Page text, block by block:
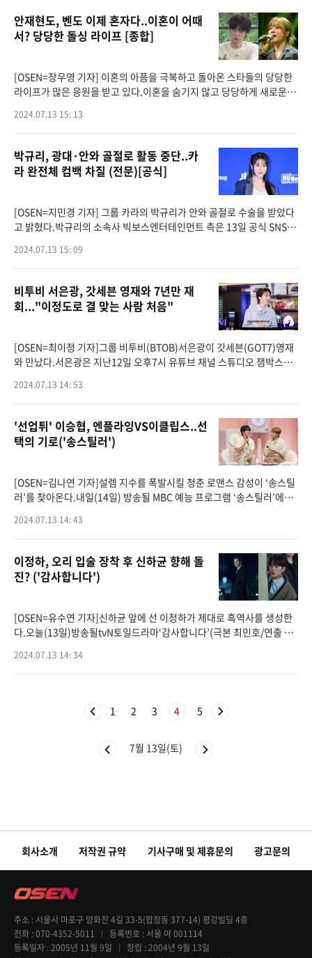
안재현도, 벤도 이제 혼자다..이혼이 어때
서? 당당한 돌싱 라이프 [종합]
[OSEN=장우영 기자] 이혼의 아픔을 극복하고 돌아온 스타들의 당당한
라이프가 많은 응원을 받고 있다.이혼을 숨기지 않고 당당하게 새로운 출
우 안재현과
2024.07.13 15: 13
박규리, 광대·안와 골절로 활동 중단..카
라 완전체 컴백 차질 (전문)[공식]
[OSEN=지민경 기자] 그룹 카라의 박규리가 안와 골절로 수술을 받았다
고 밝혔다.박규리의 소속사 빅보스엔터테인먼트 측은 13일 공식 SNS를
원에 방문
2024.07.13 15: 09
비투비 서은광, 갓세븐 영재와 7년만 재
회..."이정도로 결 맞는 사람 처음"
[OSEN=최이정 기자]그룹 비투비(BTOB)서은광이 갓세븐(GOT7)영재
와 만났다.서은광은 지난12일 오후7시 유튜브 채널 스튜디오 잼박스를
상의 케미스트리를 자랑했
2024.07.13 14: 53
'선업튀' 이승협, 엔플라잉VS이클립스..선
택의 기로('송스틸러')
[OSEN=김나연 기자]설렘 지수를 폭발시킬 청춘 로맨스 감성이 ‘송스틸
러’를 찾아온다.내일(14일) 방송될 MBC 예능 프로그램 ‘송스틸러’에서
2024.07.13 14: 43
이정하, 오리 입술 장착 후 신하균 향해 돌
진? ('감사합니다')
[OSEN=유수연 기자]신하균 앞에 선 이정하가 제대로 흑역사를 생성한
다.오늘(13일)방송될tvN토일드라마‘감사합니다’(극본 최민호/연출 권
팀장 신차일
2024.07.13 14: 34
1 2 3 4 5
7월 13일(토)
회사소개 저작권 규약 기사구매 및 제휴문의 광고문의
주소
서울시 마포구 양화진 4길 33-5(합정동 377-14) 평강빌딩 4층
전화 070-4352-5011 등록번호
서울 아 001114
등록일자 2005년 11월 9일 창립 2004년 9월 13일